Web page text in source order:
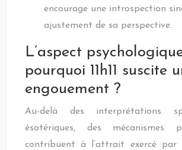
encourage une introspection
ajustement de sa perspective.
L’aspect
pourquoi 11h11 suscite
engouement ?
Au-delà des interprétations
ésotériques, des mécanismes
contribuent à l’attrait exercé par